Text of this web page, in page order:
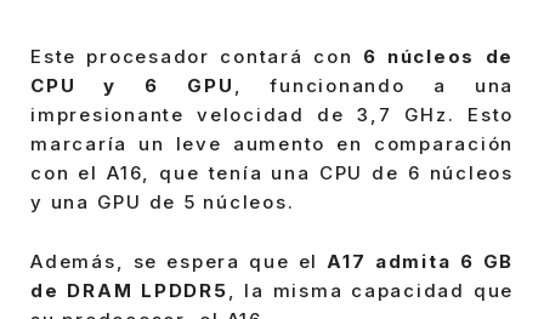
Este procesador contará con
6 núcleos de
CPU y 6 GPU
, funcionando a una
impresionante velocidad de 3,7 GHz. Esto
marcaría un leve aumento en comparación
con el A16, que tenía una CPU de 6 núcleos
y una GPU de 5 núcleos.
Además, se espera que el A17 admita 6 GB
de DRAM LPDDR5, la misma capacidad que